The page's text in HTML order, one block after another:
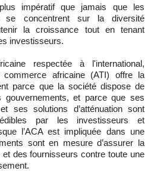
impératif que jamais que les
se concentrent sur la diversité
la croissance tout en tenant
investisseurs.
respectée à l'international,
commerce africaine (ATI) offre la
parce que la société dispose de
gouvernements, et parce que ses
ses solutions d’atténuation sont
par les investisseurs et
l’ACA est impliquée dans une
sont en mesure d’assurer la
des fournisseurs contre toute une